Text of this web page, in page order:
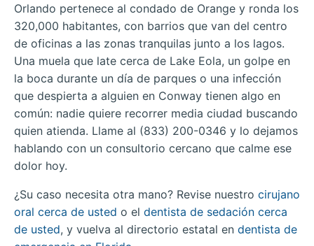
Orlando pertenece al condado de Orange y ronda los
320,000 habitantes, con barrios que van del centro
de oficinas a las zonas tranquilas junto a los lagos.
Una muela que late cerca de Lake Eola, un golpe en
la boca durante un día de parques o una infección
que despierta a alguien en Conway tienen algo en
común: nadie quiere recorrer media ciudad buscando
quien atienda. Llame al (833) 200-0346 y lo dejamos
hablando con un consultorio cercano que calme ese
dolor hoy.
¿Su caso necesita otra mano? Revise nuestro cirujano
oral cerca de usted o el dentista de sedación cerca
de usted, y vuelva al directorio estatal en dentista de